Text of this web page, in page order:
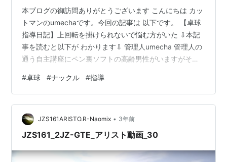
本ブログの御訪問ありがとうございます こんにちは カッ
トマンのumechaです。今回の記事は 以下です。 【卓球
指導日記】上回転を掛けられないで悩む方がいた ⇩本記
事を読むと以下が わかります⇩ 管理人umecha 管理人の
通う自主講座にペン裏ソフトの高齢男性がいますがその
られないＭさん 上回転とナックルボールの性質の比較 Ｍ
さんへの確認 なぜナックルになるのか まとめ 上回転が
掛けられないＭさん このＭさんは、ペンの裏ソフトで
す。 通常ペンの裏ソフトはペンドライブ型で威力のある
フォアによるドライブがメインです。 しかし、このＭさ
#卓球 #ナックル #指導
JZS161ARISTO.R-Naomix • 3年前
JZS161_2JZ-GTE_アリスト動画_30